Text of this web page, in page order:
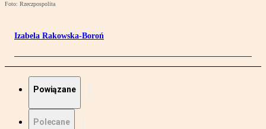
Foto: Rzeczpospolita
Izabela Rakowska-Boroń
Powiązane
Polecane